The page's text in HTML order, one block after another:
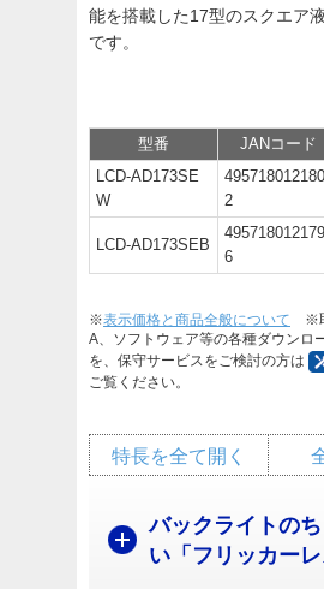
能を搭載した17型のスクエア
です。
型番 JANコード
LCD-AD173SE
W
495718012180
2
LCD-AD173SEB
495718012179
6
※表示価格と商品全般について ※
A、ソフトウェア等の各種ダウンロ
を、保守サービスをご検討の方は
ご覧ください。
特長を全て開く
バックライトの
い「フリッカーレ